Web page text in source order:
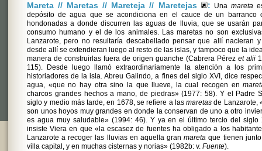
Mareta // Maretas // Mareteja // Maretejas
: Una mareta
depósito de agua que se acondiciona en el cauce de un barranco
hondonadas a donde discurren las aguas de lluvia, que se usarán
consumo humano y el de los animales. Las maretas no son
Lanzarote, pero no resultaría descabellado pensar que allí nacieran
desde allí se extendieran luego al resto de las islas, y tampoco que la
manera de construirlas fuera de origen guanche (Cabrera Pérez et alii
115). Desde luego llamó extraordinariamente la atención a los
historiadores de la isla. Abreu Galindo, a fines del siglo XVI, dice
agua, «que no hay otra sino la que llueve, la cual recogen en
charcos grandes hechos a mano, de piedras» (1977: 58). Y el Padre
siglo y medio más tarde, en 1678, se refiere a lasmaretas de Lanzarote,
son unos hoyos muy grandes en donde la conservan de uno a otro
es agua muy saludable» (1994: 46). Y ya en el último tercio del siglo
insiste Viera en que «la escasez de fuentes ha obligado a los
Lanzarote a recoger las lluvias en aquella granmareta que tienen
villa capital, y en muchas cisternas y norias» (1982b: v. Fuente).